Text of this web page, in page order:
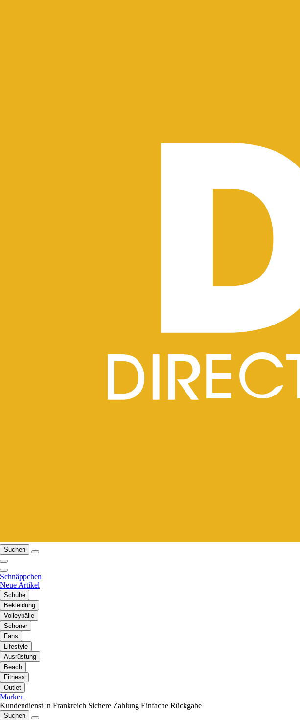
Suchen
Schnäppchen
Neue Artikel
Schuhe
Bekleidung
Volleybälle
Schoner
Fans
Lifestyle
Ausrüstung
Beach
Fitness
Outlet
Marken
Kundendienst in Frankreich Sichere Zahlung Einfache Rückgabe
Suchen